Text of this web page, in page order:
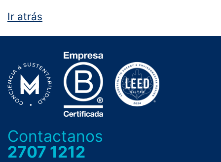
Ir atrás
Contactanos
2707 1212